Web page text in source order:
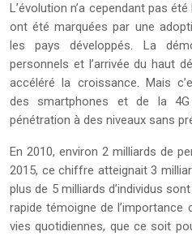
L’évolution n’a cependant pas
ont été marquées par une
les pays développés. La
personnels et l’arrivée du haut
accéléré la croissance. Mais
des smartphones et de la
pénétration à des niveaux sans
En 2010, environ 2 milliards de
2015, ce chiffre atteignait 3
plus de 5 milliards d’individus
rapide témoigne de l’importance
vies quotidiennes, que ce soit